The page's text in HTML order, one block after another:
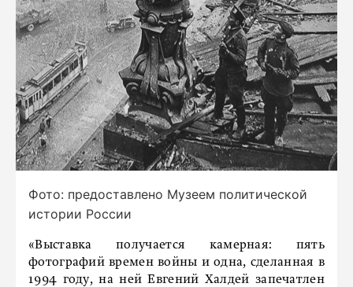
Фото: предоставлено Музеем политической
истории России
«Выставка получается камерная: пять
фотографий времен войны и одна, сделанная в
1994 году, на ней Евгений Халдей запечатлен